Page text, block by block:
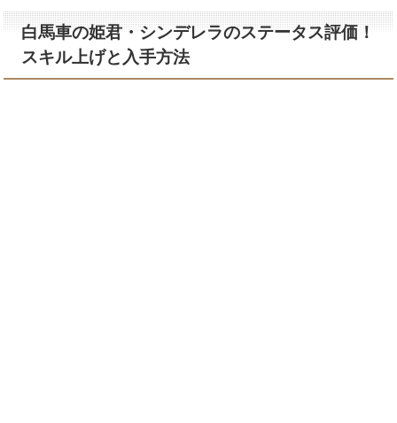
白馬車の姫君・シンデレラのステータス評価！
スキル上げと入手方法